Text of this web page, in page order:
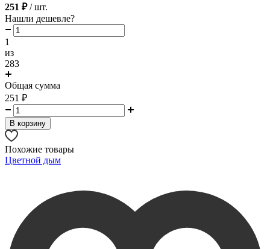
251 ₽ / шт.
Нашли дешевле?
1
из
283
Общая сумма
251 ₽
В корзину
Похожие товары
Цветной дым